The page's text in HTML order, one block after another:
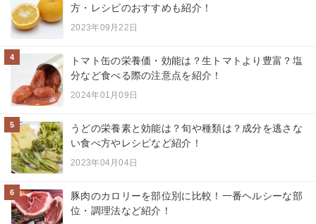
方・レシピのおすすめも紹介！
2023年09月22日
4
トマト缶の栄養価・効能は？生トマトより豊富？塩
分など食べる際の注意点を紹介！
2024年01月09日
5
うどの栄養素と効能は？旬や種類は？成分を逃さな
い食べ方やレシピなど紹介！
2023年04月04日
6
豚肉のカロリーを部位別に比較！一番ヘルシーな部
位・調理法など紹介！